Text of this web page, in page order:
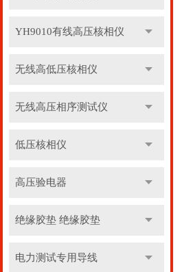
YH9010有线高压核相仪
无线高低压核相仪
无线高压相序测试仪
低压核相仪
高压验电器
绝缘胶垫 绝缘胶垫
电力测试专用导线